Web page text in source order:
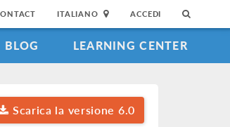
ITALIANO ACCEDI
BLOG LEARNING CENTER
Scarica la versione 6.0